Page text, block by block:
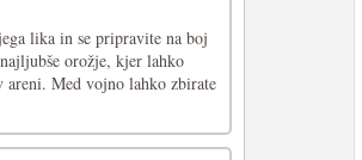
lika in se pripravite na boj
orožje, kjer lahko
Med vojno lahko zbirate